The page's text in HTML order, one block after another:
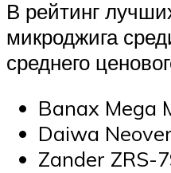
В рейтинг
микроджига
среднего
Banax Mega
Daiwa
Zander ZRS-